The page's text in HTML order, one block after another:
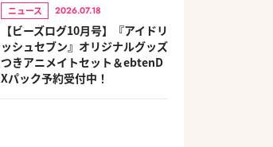
ニュース 2026.07.18
【ビーズログ10月号】『アイドリ
ッシュセブン』オリジナルグッズ
つきアニメイトセット＆ebtenD
Xパック予約受付中！